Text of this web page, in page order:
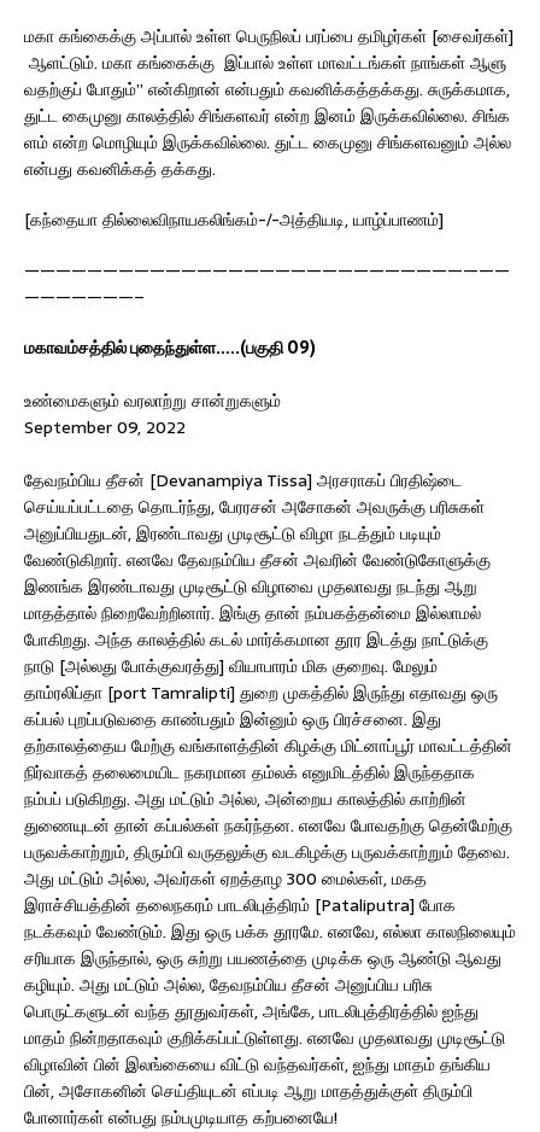
மகா கங்கைக்கு அப்பால் உள்ள பெருநிலப் பரப்பை தமிழர்கள் [சைவர்கள்]
ஆளட்டும். மகா கங்கைக்கு இப்பால் உள்ள மாவட்டங்கள் நாங்கள் ஆளு
வதற்குப் போதும்” என்கிறான் என்பதும் கவனிக்கத்தக்கது. சுருக்கமாக,
துட்ட கைமுனு காலத்தில் சிங்களவர் என்ற இனம் இருக்கவில்லை. சிங்க
ளம் என்ற மொழியும் இருக்கவில்லை. துட்ட கைமுனு சிங்களவனும் அல்ல
என்பது கவனிக்கத் தக்கது.
[கந்தையா தில்லைவிநாயகலிங்கம்-/-அத்தியடி, யாழ்ப்பாணம்]
———————————————————————————————
———————–
மகாவம்சத்தில் புதைந்துள்ள…..(பகுதி 09)
உண்மைகளும் வரலாற்று சான்றுகளும்
September 09, 2022
தேவநம்பிய தீசன் [Devanampiya Tissa] அரசராகப் பிரதிஷ்டை
செய்யப்பட்டதை தொடர்ந்து, பேரரசன் அசோகன் அவருக்கு பரிசுகள்
அனுப்பியதுடன், இரண்டாவது முடிசூட்டு விழா நடத்தும் படியும்
வேண்டுகிறார். எனவே தேவநம்பிய தீசன் அவரின் வேண்டுகோளுக்கு
இணங்க இரண்டாவது முடிசூட்டு விழாவை முதலாவது நடந்து ஆறு
மாதத்தால் நிறைவேற்றினார். இங்கு தான் நம்பகத்தன்மை இல்லாமல்
போகிறது. அந்த காலத்தில் கடல் மார்க்கமான தூர இடத்து நாட்டுக்கு
நாடு [அல்லது போக்குவரத்து] வியாபாரம் மிக குறைவு. மேலும்
தாம்ரலிப்தா [port Tamralipti] துறை முகத்தில் இருந்து எதாவது ஒரு
கப்பல் புறப்படுவதை காண்பதும் இன்னும் ஒரு பிரச்சனை. இது
தற்காலத்தைய மேற்கு வங்காளத்தின் கிழக்கு மிட்னாப்பூர் மாவட்டத்தின்
நிர்வாகத் தலைமையிட நகரமான தம்லக் எனுமிடத்தில் இருந்ததாக
நம்பப் படுகிறது. அது மட்டும் அல்ல, அன்றைய காலத்தில் காற்றின்
துணையுடன் தான் கப்பல்கள் நகர்ந்தன. எனவே போவதற்கு தென்மேற்கு
பருவக்காற்றும், திரும்பி வருதலுக்கு வடகிழக்கு பருவக்காற்றும் தேவை.
அது மட்டும் அல்ல, அவர்கள் ஏறத்தாழ 300 மைல்கள், மகத
இராச்சியத்தின் தலைநகரம் பாடலிபுத்திரம் [Pataliputra] போக
நடக்கவும் வேண்டும். இது ஒரு பக்க தூரமே. எனவே, எல்லா காலநிலையும்
சரியாக இருந்தால், ஒரு சுற்று பயணத்தை முடிக்க ஒரு ஆண்டு ஆவது
கழியும். அது மட்டும் அல்ல, தேவநம்பிய தீசன் அனுப்பிய பரிசு
பொருட்களுடன் வந்த தூதுவர்கள், அங்கே, பாடலிபுத்திரத்தில் ஐந்து
மாதம் நின்றதாகவும் குறிக்கப்பட்டுள்ளது. எனவே முதலாவது முடிசூட்டு
விழாவின் பின் இலங்கையை விட்டு வந்தவர்கள், ஐந்து மாதம் தங்கிய
பின், அசோகனின் செய்தியுடன் எப்படி ஆறு மாதத்துக்குள் திரும்பி
போனார்கள் என்பது நம்பமுடியாத கற்பனையே!